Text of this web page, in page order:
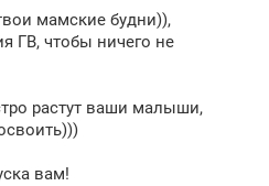
мамские будни)),
ГВ, чтобы ничего не
растут ваши малыши,
вам!